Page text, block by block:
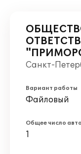
Санкт-
Вариант работы
Файловый
Общее число
1